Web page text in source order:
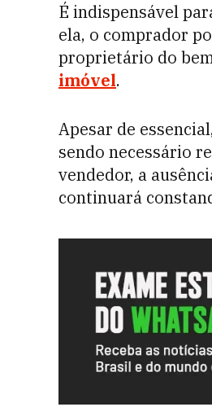
É indispensável
ela, o comprador
proprietário do
imóvel.
Apesar de
sendo necessário
vendedor, a
continuará